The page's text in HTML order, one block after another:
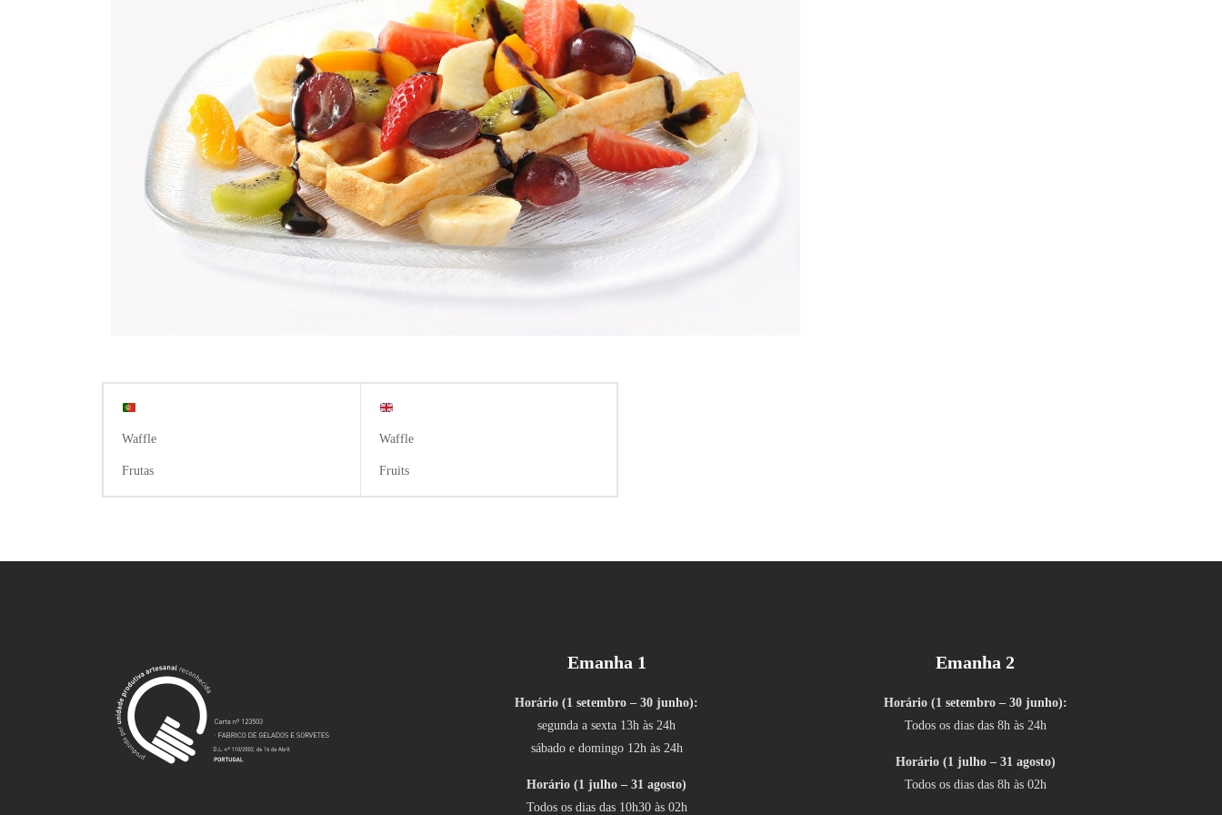
Waffle
Frutas
Waffle
Fruits
Emanha 1
Horário (1 setembro – 30 junho):
segunda a sexta 13h às 24h
sábado e domingo 12h às 24h
Horário (1 julho – 31 agosto)
Todos os dias das 10h30 às 02h
Emanha 2
Horário (1 setembro – 30 junho):
Todos os dias das 8h às 24h
Horário (1 julho – 31 agosto)
Todos os dias das 8h às 02h